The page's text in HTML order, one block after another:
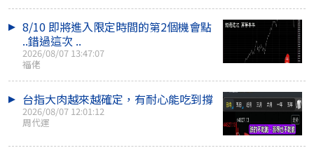
8/10 即將進入限定時間的第2個機會點
..錯過這次 ..
2026/08/07 13:47:07
福佬
台指大肉越來越確定，有耐心能吃到撐
2026/08/07 12:01:12
周代運